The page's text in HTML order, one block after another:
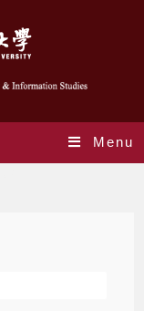
Menu